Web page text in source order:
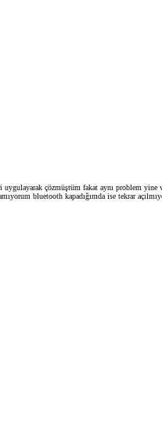
çözmüştüm fakat aynı problem yine
bluetooth kapadığımda ise tekrar